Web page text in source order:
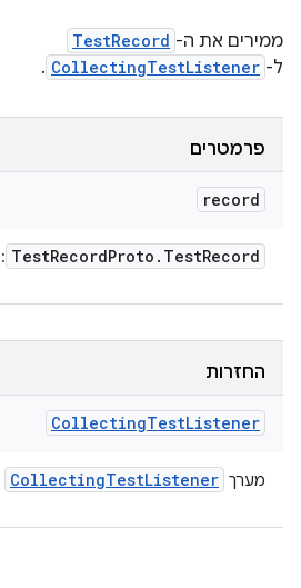
ממירים את ה- TestRecord
ל- CollectingTestListener
.
פרמטרים
record
TestRecordProto . TestRecord
:
החזרות
CollectingTestListener
מערך CollectingTestListener